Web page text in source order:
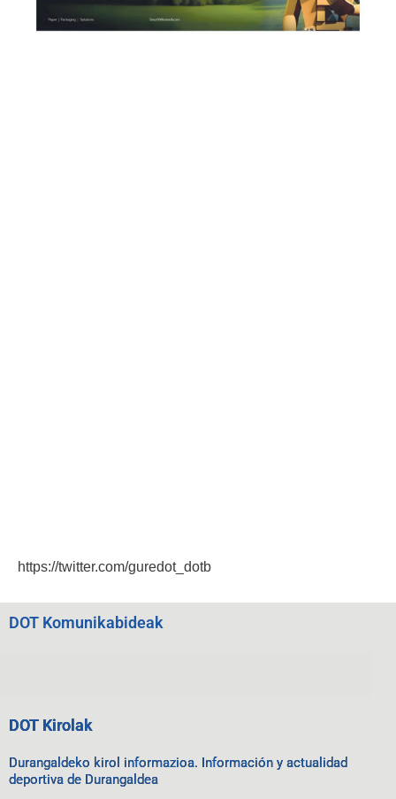
https://twitter.com/guredot_dotb
DOT Komunikabideak
DOT Kirolak
Durangaldeko kirol informazioa. Información y actualidad
deportiva de Durangaldea